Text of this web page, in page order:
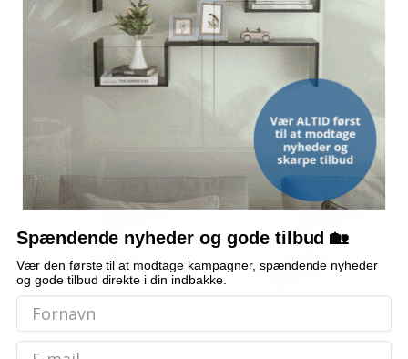
39,-
Vis 199,-
109,-
TILBUD TILBUD
Spændende nyheder og gode tilbud 🏡
Vær den første til at modtage kampagner, spændende nyheder
og gode tilbud direkte i din indbakke.
Email